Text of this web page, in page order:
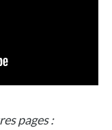
pages :